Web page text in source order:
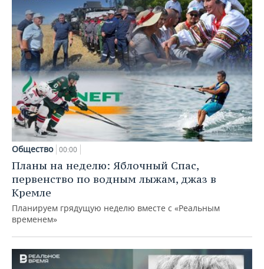
Общество 00:00
Планы на неделю: Яблочный Спас,
первенство по водным лыжам, джаз в
Кремле
Планируем грядущую неделю вместе с «Реальным
временем»